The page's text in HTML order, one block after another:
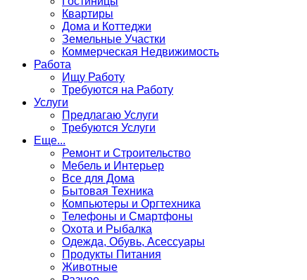
Квартиры
Дома и Коттеджи
Земельные Участки
Коммерческая Недвижимость
Работа
Ищу Работу
Требуются на Работу
Услуги
Предлагаю Услуги
Требуются Услуги
Еще...
Ремонт и Строительство
Мебель и Интерьер
Все для Дома
Бытовая Техника
Компьютеры и Оргтехника
Телефоны и Смартфоны
Охота и Рыбалка
Одежда, Обувь, Асессуары
Продукты Питания
Животные